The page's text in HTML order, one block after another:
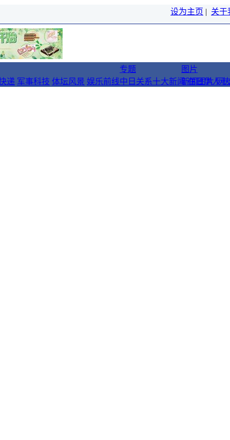
设为主页 | 关于
递 军事科技 体坛风景 娱乐前线
专题
中日关系十大新闻 在日华人
图片
新闻图片 网